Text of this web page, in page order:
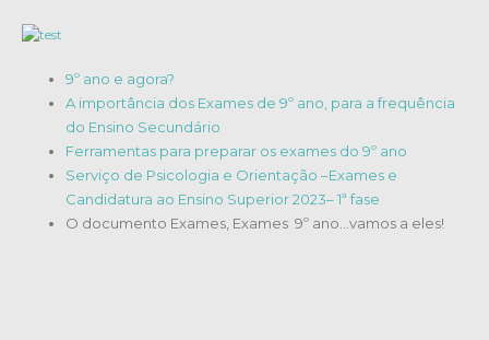
9º ano e agora?
A importância dos Exames de 9º ano, para a frequência
do Ensino Secundário
Ferramentas para preparar os exames do 9º ano
Serviço de Psicologia e Orientação –Exames e
Candidatura ao Ensino Superior 2023– 1ª fase
O documento Exames, Exames 9º ano…vamos a eles!